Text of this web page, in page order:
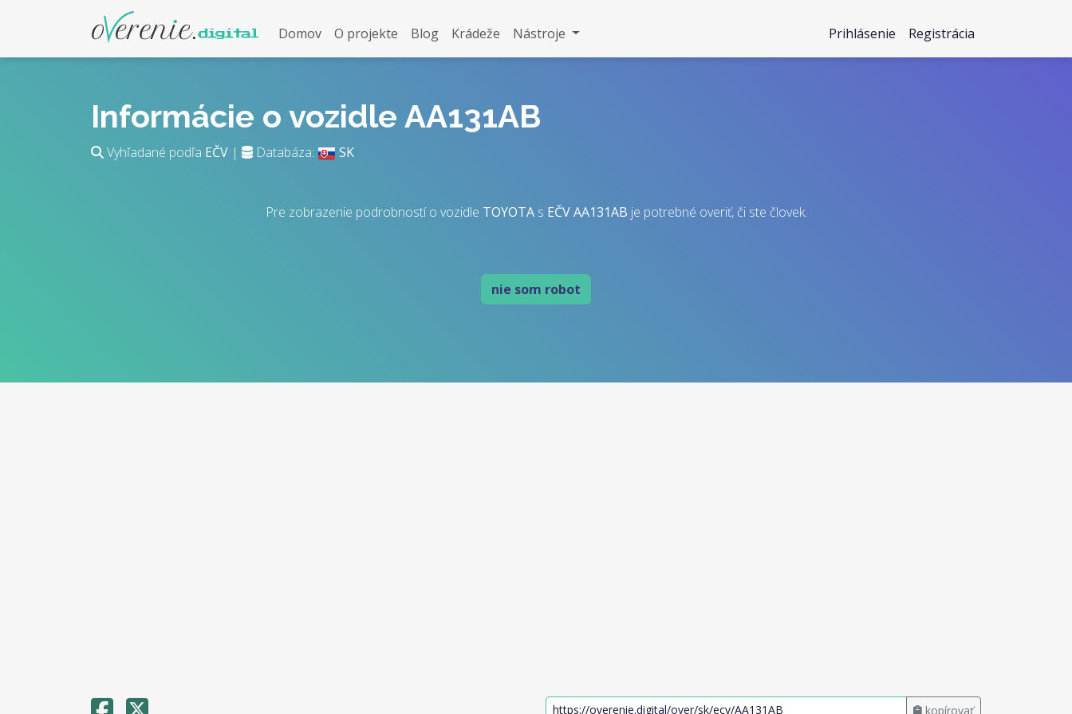
Domov O projekte Blog Krádeže Nástroje Prihlásenie Registrácia
Informácie o vozidle AA131AB
Vyhľadané podľa EČV | Databáza: SK
Pre zobrazenie podrobností o vozidle TOYOTAs EČV AA131AB je potrebné overiť, či ste človek.
nie som robot
kopírovať